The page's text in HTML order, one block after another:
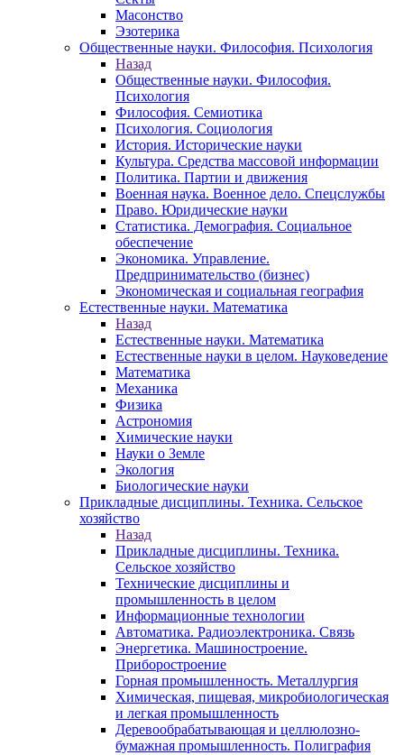
Масонство
Эзотерика
Общественные науки. Философия. Психология
Назад
Общественные науки. Философия.
Психология
Философия. Семиотика
Психология. Социология
История. Исторические науки
Культура. Средства массовой информации
Политика. Партии и движения
Военная наука. Военное дело. Спецслужбы
Право. Юридические науки
Статистика. Демография. Социальное
обеспечение
Экономика. Управление.
Предпринимательство (бизнес)
Экономическая и социальная география
Естественные науки. Математика
Назад
Естественные науки. Математика
Естественные науки в целом. Науковедение
Математика
Механика
Физика
Астрономия
Химические науки
Науки о Земле
Экология
Биологические науки
Прикладные дисциплины. Техника. Сельское
хозяйство
Назад
Прикладные дисциплины. Техника.
Сельское хозяйство
Технические дисциплины и
промышленность в целом
Информационные технологии
Автоматика. Радиоэлектроника. Связь
Энергетика. Машиностроение.
Приборостроение
Горная промышленность. Металлургия
Химическая, пищевая, микробиологическая
и легкая промышленность
Деревообрабатывающая и целлюлозно-
бумажная промышленность. Полиграфия